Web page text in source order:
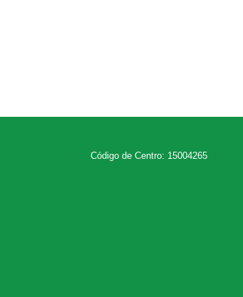
Código de Centro: 15004265